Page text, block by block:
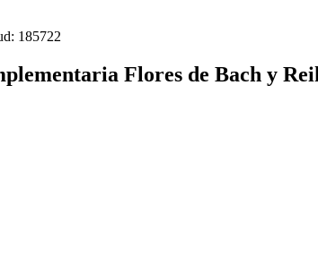
185722
Flores de Bach y